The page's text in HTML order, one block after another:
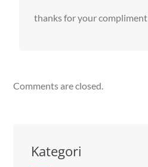
thanks for your compliment
Comments are closed.
Kategori